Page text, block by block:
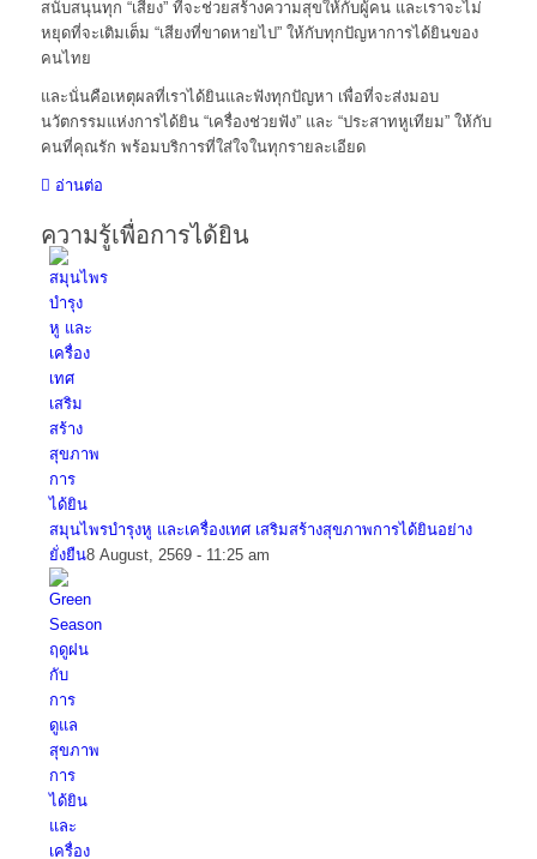
สนับสนุนทุก “เสียง” ที่จะช่วยสร้างความสุขให้กับผู้คน และเราจะไม่
หยุดที่จะเติมเต็ม “เสียงที่ขาดหายไป” ให้กับทุกปัญหาการได้ยินของ
คนไทย
และนั่นคือเหตุผลที่เราได้ยินและฟังทุกปัญหา เพื่อที่จะส่งมอบ
นวัตกรรมแห่งการได้ยิน “เครื่องช่วยฟัง” และ “ประสาทหูเทียม” ให้กับ
คนที่คุณรัก พร้อมบริการที่ใส่ใจในทุกรายละเอียด
อ่านต่อ
ความรู้เพื่อการได้ยิน
สมุนไพรบำรุงหู และเครื่องเทศ เสริมสร้างสุขภาพการได้ยินอย่าง
ยั่งยืน8 August, 2569 - 11:25 am